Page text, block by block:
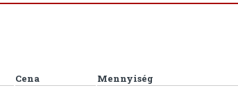
Cena Mennyiség